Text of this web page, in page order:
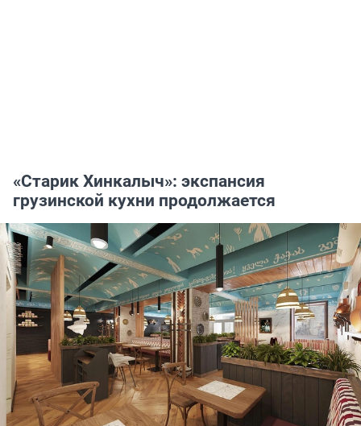
«Старик Хинкалыч»: экспансия
грузинской кухни продолжается